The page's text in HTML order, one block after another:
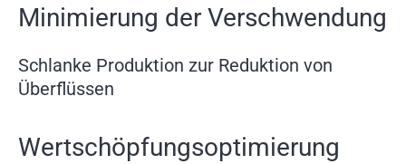
Minimierung der Verschwendung
Schlanke Produktion zur Reduktion von
Überflüssen
Wertschöpfungsoptimierung